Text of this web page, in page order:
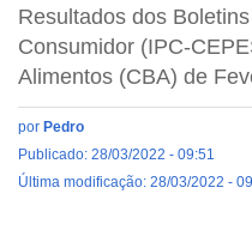
Resultados dos
Consumidor (IPC-
Alimentos (CBA) de
por Pedro
Publicado: 28/03/2022 - 09:51
Última modificação: 28/03/2022 -